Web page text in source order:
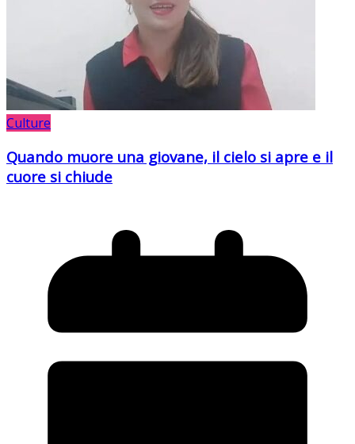
Culture
Quando muore una giovane, il cielo si apre e il
cuore si chiude